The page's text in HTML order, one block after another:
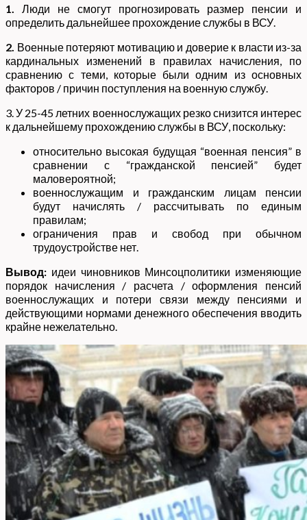
1. Люди не смогут прогнозировать размер пенсии и
определить дальнейшее прохождение службы в ВСУ.
2. Военные потеряют мотивацию и доверие к власти из-за
кардинальных изменений в правилах начисления, по
сравнению с теми, которые были одним из основных
факторов / причин поступления на военную службу.
3. У 25-45 летних военнослужащих резко снизится интерес
к дальнейшему прохождению службы в ВСУ, поскольку:
относительно высокая будущая “военная пенсия” в
сравнении с “гражданской пенсией” будет
маловероятной;
военнослужащим и гражданским лицам пенсии
будут начислять / рассчитывать по единым
правилам;
ограничения прав и свобод при обычном
трудоустройстве нет.
Вывод: идеи чиновников Минсоцполитики изменяющие
порядок начисления / расчета / оформления пенсий
военнослужащих и потери связи между пенсиями и
действующими нормами денежного обеспечения вводить
крайне нежелательно.